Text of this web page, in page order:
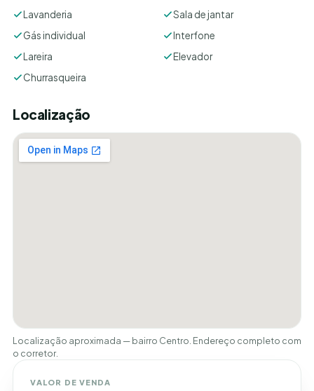
Lavanderia
Sala de jantar
Gás individual
Interfone
Lareira
Elevador
Churrasqueira
Localização
Localização aproximada — bairro Centro. Endereço completo com
o corretor.
VALOR DE VENDA